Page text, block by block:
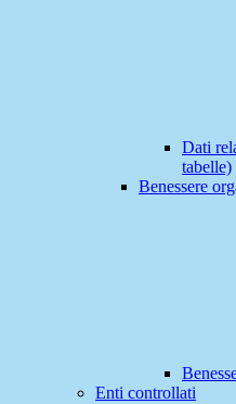
Dati
tabelle)
Benessere
Enti controllati